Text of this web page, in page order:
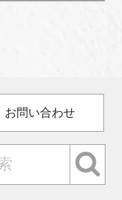
お問い合わせ